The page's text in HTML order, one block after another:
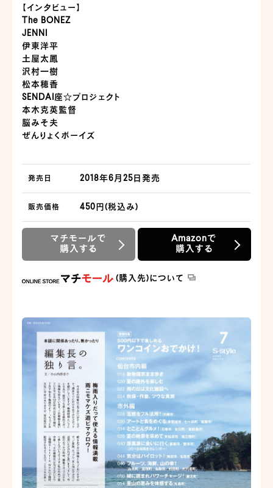
【インタビュー】
The BONEZ
JENNI
伊東洋平
土屋太鳳
沢村一樹
松本穂香
SENDAI座☆プロジェクト
本木克英監督
脳みそ夫
ぜんりょくボーイズ
発売日 2018年6月25日発売
販売価格 450円(税込み)
マチモールで
購入する
Amazonで
購入する
(購入先)について